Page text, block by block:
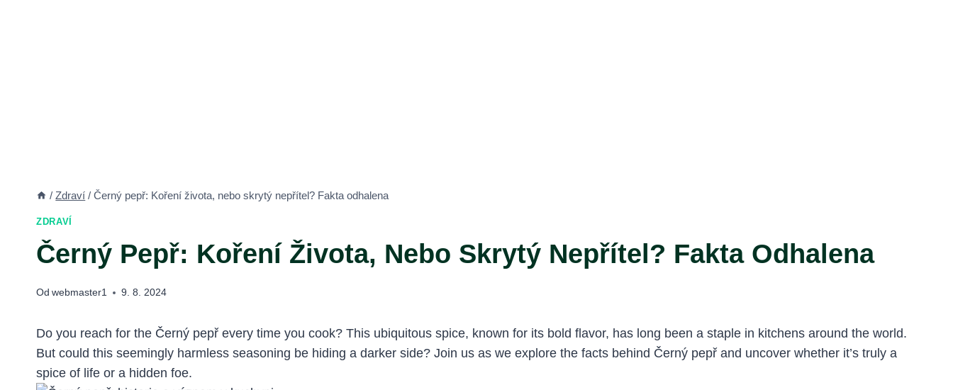
/ Zdraví / Černý pepř: Koření života, nebo skrytý nepřítel? Fakta odhalena
ZDRAVÍ
Černý Pepř: Koření Života, Nebo Skrytý Nepřítel? Fakta Odhalena
Od webmaster1 9. 8. 2024
Do you reach for the Černý pepř every time you cook? This ubiquitous spice, known for its bold flavor, has long been a staple in kitchens around the world.
But could this seemingly harmless seasoning be hiding a darker side? Join us as we explore the facts behind Černý pepř and uncover whether it’s truly a
spice of life or a hidden foe.